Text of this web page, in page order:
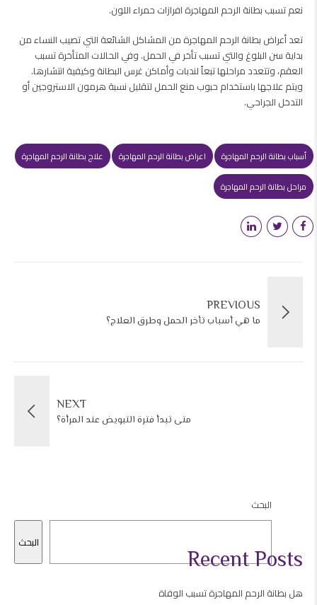
نعم تسبب بطانة الرحم المهاجرة افرازات حمراء اللون.
تعد أعراض بطانة الرحم المهاجرة من المشاكل الشائعة التي تصيب النساء من
بداية سن البلوغ والتي تسبب تأخر في الحمل. وفي الحالات المتأخرة تسبب
العقم، وتتعدد مراحلها تبعاً لندبات وأماكن غرس البطانة وكيفية انتشارها.
ويتم علاجها باستخدام حبوب منع الحمل لتقليل نسبة هرمون الاستروجين أو
التدخل الجراحي.
أسباب بطانة الرحم المهاجرة اعراض بطانة الرحم المهاجرة علاج بطانة الرحم المهاجرة
مراحل بطانة الرحم المهاجرة
PREVIOUS
ما هي أسباب تأخر الحمل وطرق العلاج؟
NEXT
متى تبدأ فترة التبويض عند المرأة؟
البحث
البحث
Recent Posts
هل بطانة الرحم المهاجرة تسبب الوفاة